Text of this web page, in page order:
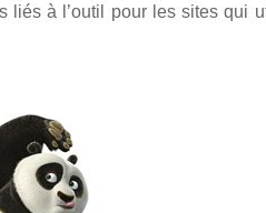
liés à l’outil pour les sites qui